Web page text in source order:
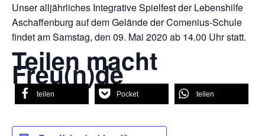
Unser alljährliches Integrative Spielfest der Lebenshilfe
Aschaffenburg auf dem Gelände der Comenius-Schule
findet am Samstag, den 09. Mai 2020 ab 14.00 Uhr statt.
Teilen macht
Freu(n)de
teilen Pocket teilen